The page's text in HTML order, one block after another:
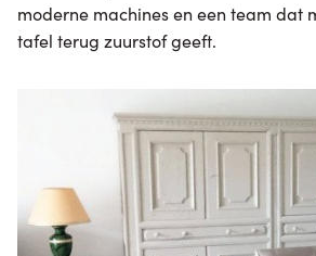
moderne machines en een team dat
tafel terug zuurstof geeft.